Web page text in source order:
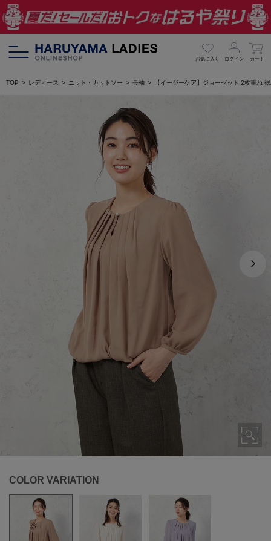
お気に入り ログイン カート
TOP レディース ニット・カットソー 長袖 【イージーケア】ジョーゼット 2枚重ね
COLOR VARIATION